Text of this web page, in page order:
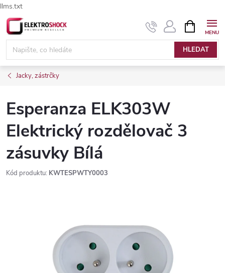
llms.txt
Přejít
na
obsah
HLEDAT
NÁKUPNÍ
KOŠÍK
Jacky, zástrčky
Esperanza ELK303W
Elektrický rozdělovač 3
zásuvky Bílá
Kód produktu: KWTESPWTY0003
Elektroshock.cz - Chat